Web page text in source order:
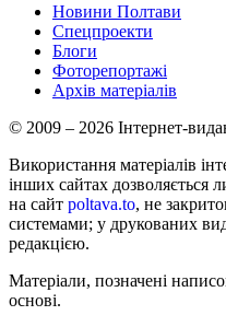
Новини Полтави
Спецпроекти
Блоги
Фоторепортажі
Архів матеріалів
© 2009 – 2026 Інтернет-
Використання матеріалів
інших сайтах дозволяється
на сайт poltava.to, не
системами; у друкованих
редакцією.
Матеріали, позначені
основі.